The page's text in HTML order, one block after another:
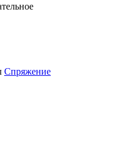
Спряжение